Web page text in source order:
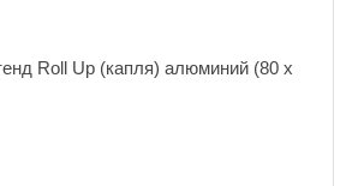
Roll Up (капля) алюминий (80 х